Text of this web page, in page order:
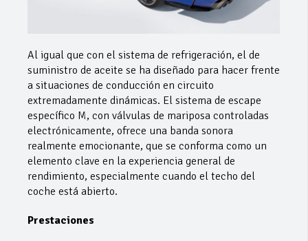
Al igual que con el sistema de refrigeración, el de
suministro de aceite se ha diseñado para hacer frente
a situaciones de conducción en circuito
extremadamente dinámicas. El sistema de escape
específico M, con válvulas de mariposa controladas
electrónicamente, ofrece una banda sonora
realmente emocionante, que se conforma como un
elemento clave en la experiencia general de
rendimiento, especialmente cuando el techo del
coche está abierto.
Prestaciones